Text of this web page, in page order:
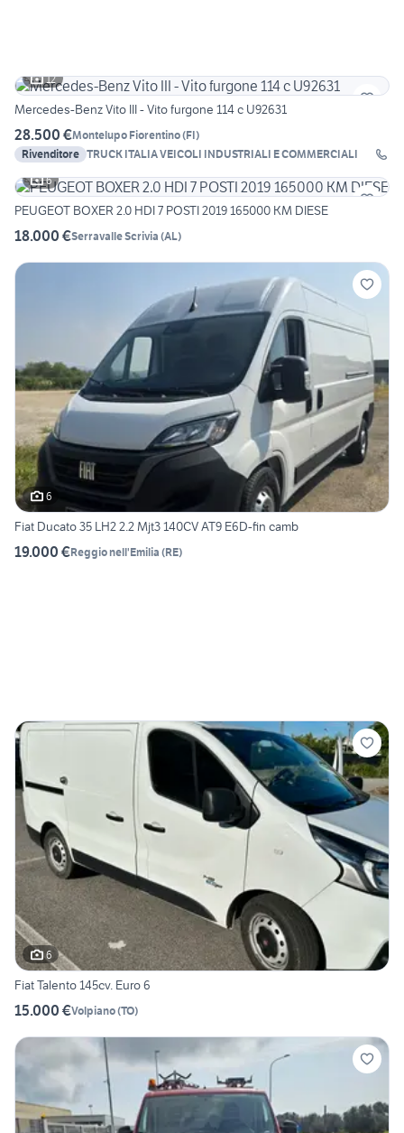
12
Mercedes-Benz Vito III - Vito furgone 114 c U92631
28.500 €Montelupo Fiorentino(FI)
Rivenditore TRUCK ITALIA VEICOLI INDUSTRIALI E COMMERCIALI
6
PEUGEOT BOXER 2.0 HDI 7 POSTI 2019 165000 KM DIESE
18.000 €Serravalle Scrivia (AL)
6
Fiat Ducato 35 LH2 2.2 Mjt3 140CV AT9 E6D-fin camb
19.000 €Reggio nell'Emilia (RE)
6
Fiat Talento 145cv. Euro 6
15.000 €Volpiano(TO)